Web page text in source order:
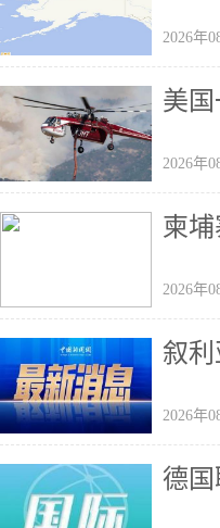
2026年
美
2026年
柬
2026年
叙
2026年
德